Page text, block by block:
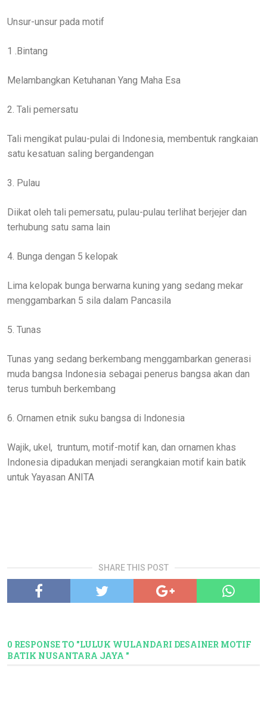
Unsur-unsur pada motif
1 .Bintang
Melambangkan Ketuhanan Yang Maha Esa
2. Tali pemersatu
Tali mengikat pulau-pulai di Indonesia, membentuk rangkaian
satu kesatuan saling bergandengan
3. Pulau
Diikat oleh tali pemersatu, pulau-pulau terlihat berjejer dan
terhubung satu sama lain
4. Bunga dengan 5 kelopak
Lima kelopak bunga berwarna kuning yang sedang mekar
menggambarkan 5 sila dalam Pancasila
5. Tunas
Tunas yang sedang berkembang menggambarkan generasi
muda bangsa Indonesia sebagai penerus bangsa akan dan
terus tumbuh berkembang
6. Ornamen etnik suku bangsa di Indonesia
Wajik, ukel, truntum, motif-motif kan, dan ornamen khas
Indonesia dipadukan menjadi serangkaian motif kain batik
untuk Yayasan ANITA
SHARE THIS POST
0 RESPONSE TO "LULUK WULANDARI DESAINER MOTIF
BATIK NUSANTARA JAYA "